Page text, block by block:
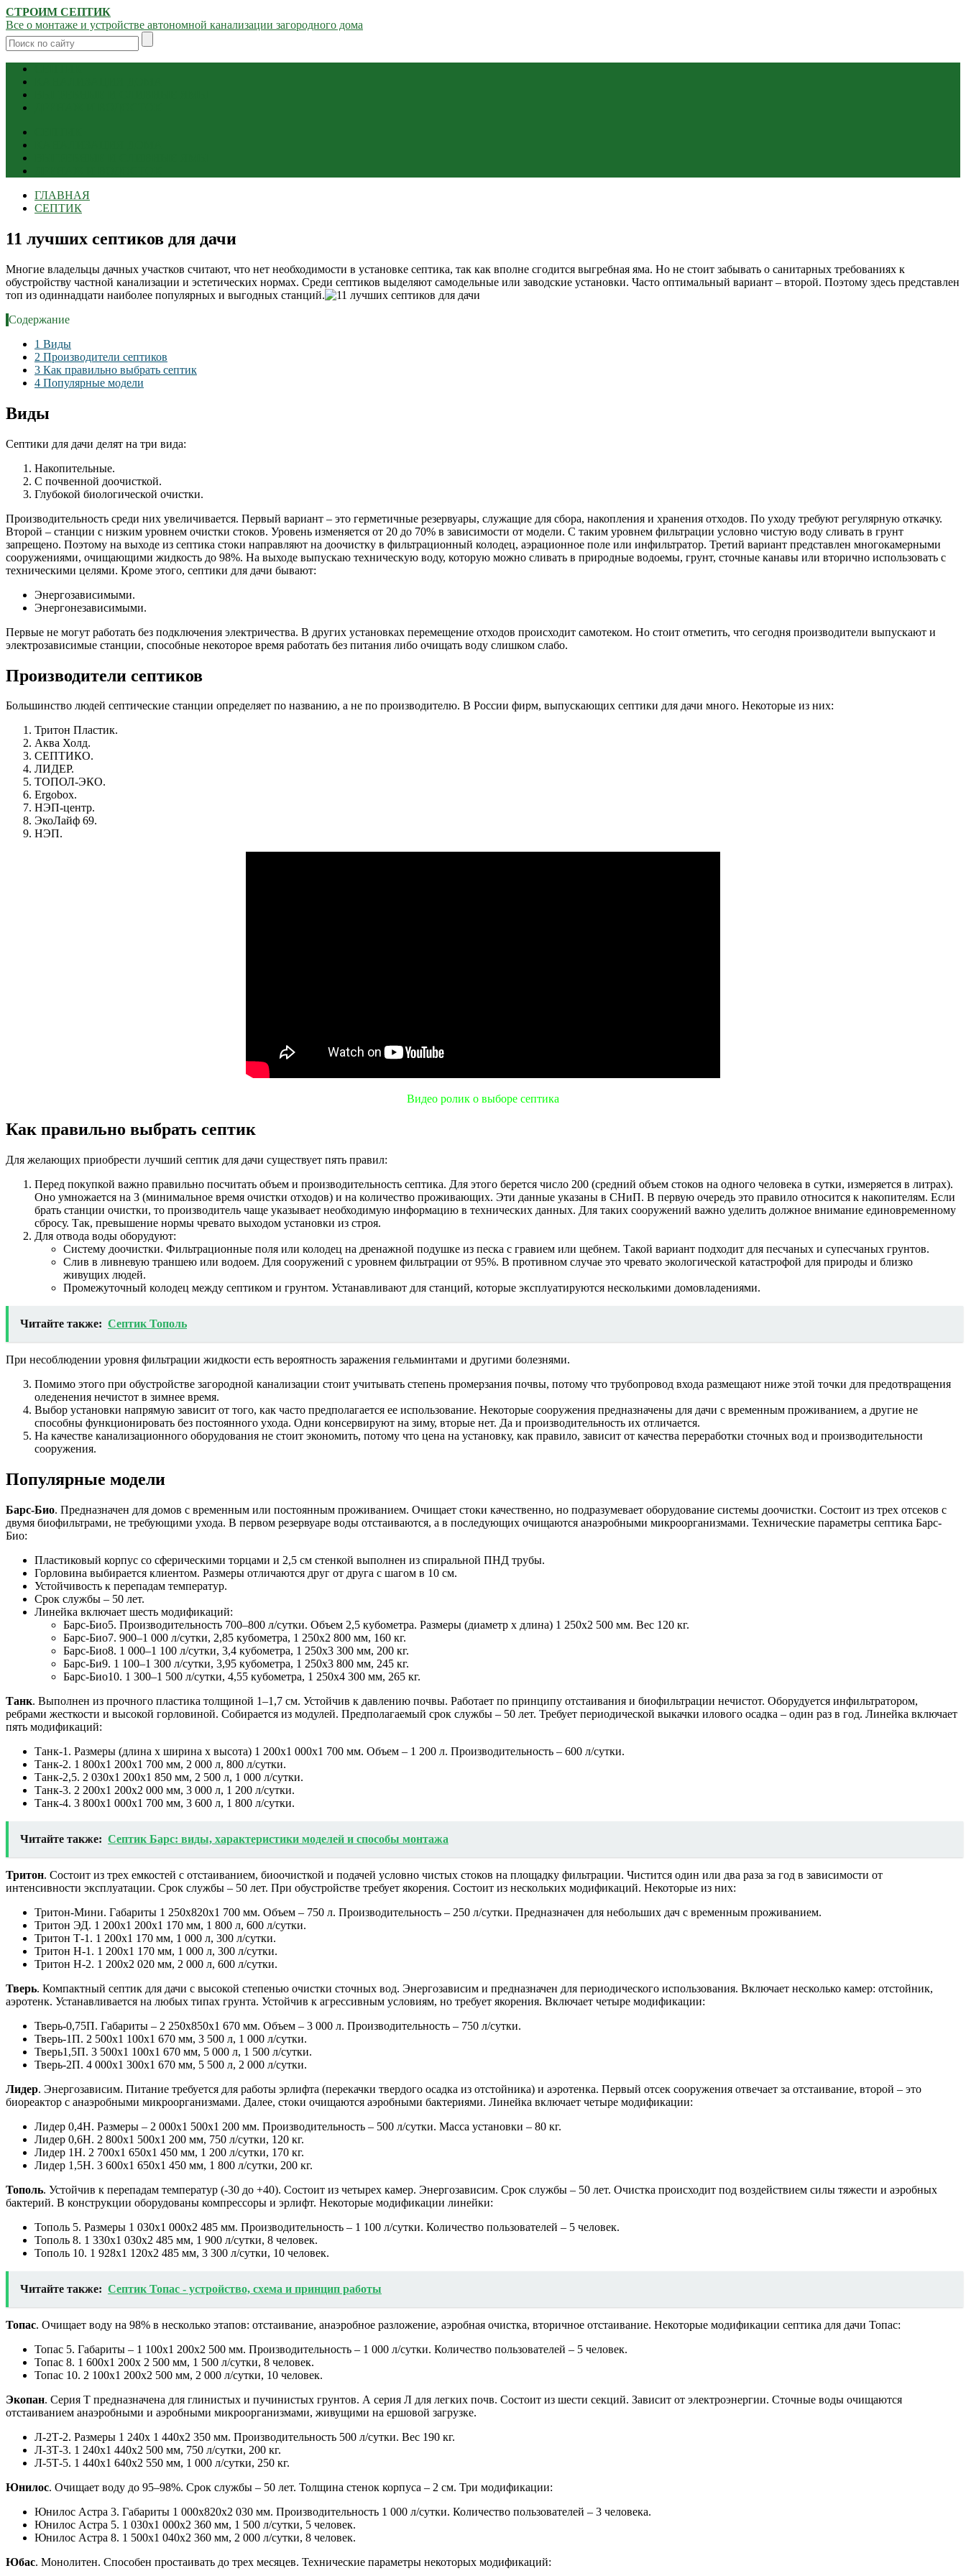
СТРОИМ СЕПТИК
Все о монтаже и устройстве автономной канализации загородного дома
ГЛАВНАЯ
СЕПТИК
11 лучших септиков для дачи
Многие владельцы дачных участков считают, что нет необходимости в установке септика, так как вполне сгодится выгребная яма. Но не стоит забывать о санитарных требованиях к
обустройству частной канализации и эстетических нормах. Среди септиков выделяют самодельные или заводские установки. Часто оптимальный вариант – второй. Поэтому здесь представлен
топ из одиннадцати наиболее популярных и выгодных станций.
Содержание
1 Виды
2 Производители септиков
3 Как правильно выбрать септик
4 Популярные модели
Виды
Септики для дачи делят на три вида:
Накопительные.
С почвенной доочисткой.
Глубокой биологической очистки.
Производительность среди них увеличивается. Первый вариант – это герметичные резервуары, служащие для сбора, накопления и хранения отходов. По уходу требуют регулярную откачку.
Второй – станции с низким уровнем очистки стоков. Уровень изменяется от 20 до 70% в зависимости от модели. С таким уровнем фильтрации условно чистую воду сливать в грунт
запрещено. Поэтому на выходе из септика стоки направляют на доочистку в фильтрационный колодец, аэрационное поле или инфильтратор. Третий вариант представлен многокамерными
сооружениями, очищающими жидкость до 98%. На выходе выпускаю техническую воду, которую можно сливать в природные водоемы, грунт, сточные канавы или вторично использовать с
техническими целями. Кроме этого, септики для дачи бывают:
Энергозависимыми.
Энергонезависимыми.
Первые не могут работать без подключения электричества. В других установках перемещение отходов происходит самотеком. Но стоит отметить, что сегодня производители выпускают и
электрозависимые станции, способные некоторое время работать без питания либо очищать воду слишком слабо.
Производители септиков
Большинство людей септические станции определяет по названию, а не по производителю. В России фирм, выпускающих септики для дачи много. Некоторые из них:
Тритон Пластик.
Аква Холд.
СЕПТИКО.
ЛИДЕР.
ТОПОЛ-ЭКО.
Ergobox.
НЭП-центр.
ЭкоЛайф 69.
НЭП.
Видео ролик о выборе септика
Как правильно выбрать септик
Для желающих приобрести лучший септик для дачи существует пять правил:
Перед покупкой важно правильно посчитать объем и производительность септика. Для этого берется число 200 (средний объем стоков на одного человека в сутки, измеряется в литрах).
Оно умножается на 3 (минимальное время очистки отходов) и на количество проживающих. Эти данные указаны в СНиП. В первую очередь это правило относится к накопителям. Если
брать станции очистки, то производитель чаще указывает необходимую информацию в технических данных. Для таких сооружений важно уделить должное внимание единовременному
сбросу. Так, превышение нормы чревато выходом установки из строя.
Для отвода воды оборудуют:
Систему доочистки. Фильтрационные поля или колодец на дренажной подушке из песка с гравием или щебнем. Такой вариант подходит для песчаных и супесчаных грунтов.
Слив в ливневую траншею или водоем. Для сооружений с уровнем фильтрации от 95%. В противном случае это чревато экологической катастрофой для природы и близко
живущих людей.
Промежуточный колодец между септиком и грунтом. Устанавливают для станций, которые эксплуатируются несколькими домовладениями.
Читайте также: Септик Тополь
При несоблюдении уровня фильтрации жидкости есть вероятность заражения гельминтами и другими болезнями.
Помимо этого при обустройстве загородной канализации стоит учитывать степень промерзания почвы, потому что трубопровод входа размещают ниже этой точки для предотвращения
оледенения нечистот в зимнее время.
Выбор установки напрямую зависит от того, как часто предполагается ее использование. Некоторые сооружения предназначены для дачи с временным проживанием, а другие не
способны функционировать без постоянного ухода. Одни консервируют на зиму, вторые нет. Да и производительность их отличается.
На качестве канализационного оборудования не стоит экономить, потому что цена на установку, как правило, зависит от качества переработки сточных вод и производительности
сооружения.
Популярные модели
Барс-Био. Предназначен для домов с временным или постоянным проживанием. Очищает стоки качественно, но подразумевает оборудование системы доочистки. Состоит из трех отсеков с
двумя биофильтрами, не требующими ухода. В первом резервуаре воды отстаиваются, а в последующих очищаются анаэробными микроорганизмами. Технические параметры септика Барс-
Био:
Пластиковый корпус со сферическими торцами и 2,5 см стенкой выполнен из спиральной ПНД трубы.
Горловина выбирается клиентом. Размеры отличаются друг от друга с шагом в 10 см.
Устойчивость к перепадам температур.
Срок службы – 50 лет.
Линейка включает шесть модификаций:
Барс-Био5. Производительность 700–800 л/сутки. Объем 2,5 кубометра. Размеры (диаметр х длина) 1 250х2 500 мм. Вес 120 кг.
Барс-Био7. 900–1 000 л/сутки, 2,85 кубометра, 1 250х2 800 мм, 160 кг.
Барс-Био8. 1 000–1 100 л/сутки, 3,4 кубометра, 1 250х3 300 мм, 200 кг.
Барс-Би9. 1 100–1 300 л/сутки, 3,95 кубометра, 1 250х3 800 мм, 245 кг.
Барс-Био10. 1 300–1 500 л/сутки, 4,55 кубометра, 1 250х4 300 мм, 265 кг.
Танк. Выполнен из прочного пластика толщиной 1–1,7 см. Устойчив к давлению почвы. Работает по принципу отстаивания и биофильтрации нечистот. Оборудуется инфильтратором,
ребрами жесткости и высокой горловиной. Собирается из модулей. Предполагаемый срок службы – 50 лет. Требует периодической выкачки илового осадка – один раз в год. Линейка включает
пять модификаций:
Танк-1. Размеры (длина х ширина х высота) 1 200х1 000х1 700 мм. Объем – 1 200 л. Производительность – 600 л/сутки.
Танк-2. 1 800х1 200х1 700 мм, 2 000 л, 800 л/сутки.
Танк-2,5. 2 030х1 200х1 850 мм, 2 500 л, 1 000 л/сутки.
Танк-3. 2 200х1 200х2 000 мм, 3 000 л, 1 200 л/сутки.
Танк-4. 3 800х1 000х1 700 мм, 3 600 л, 1 800 л/сутки.
Читайте также: Септик Барс: виды, характеристики моделей и способы монтажа
Тритон. Состоит из трех емкостей с отстаиванием, биоочисткой и подачей условно чистых стоков на площадку фильтрации. Чистится один или два раза за год в зависимости от
интенсивности эксплуатации. Срок службы – 50 лет. При обустройстве требует якорения. Состоит из нескольких модификаций. Некоторые из них:
Тритон-Мини. Габариты 1 250х820х1 700 мм. Объем – 750 л. Производительность – 250 л/сутки. Предназначен для небольших дач с временным проживанием.
Тритон ЭД. 1 200х1 200х1 170 мм, 1 800 л, 600 л/сутки.
Тритон Т-1. 1 200х1 170 мм, 1 000 л, 300 л/сутки.
Тритон Н-1. 1 200х1 170 мм, 1 000 л, 300 л/сутки.
Тритон Н-2. 1 200х2 020 мм, 2 000 л, 600 л/сутки.
Тверь. Компактный септик для дачи с высокой степенью очистки сточных вод. Энергозависим и предназначен для периодического использования. Включает несколько камер: отстойник,
аэротенк. Устанавливается на любых типах грунта. Устойчив к агрессивным условиям, но требует якорения. Включает четыре модификации:
Тверь-0,75П. Габариты – 2 250х850х1 670 мм. Объем – 3 000 л. Производительность – 750 л/сутки.
Тверь-1П. 2 500х1 100х1 670 мм, 3 500 л, 1 000 л/сутки.
Тверь1,5П. 3 500х1 100х1 670 мм, 5 000 л, 1 500 л/сутки.
Тверь-2П. 4 000х1 300х1 670 мм, 5 500 л, 2 000 л/сутки.
Лидер. Энергозависим. Питание требуется для работы эрлифта (перекачки твердого осадка из отстойника) и аэротенка. Первый отсек сооружения отвечает за отстаивание, второй – это
биореактор с анаэробными микроорганизмами. Далее, стоки очищаются аэробными бактериями. Линейка включает четыре модификации:
Лидер 0,4Н. Размеры – 2 000х1 500х1 200 мм. Производительность – 500 л/сутки. Масса установки – 80 кг.
Лидер 0,6Н. 2 800х1 500х1 200 мм, 750 л/сутки, 120 кг.
Лидер 1Н. 2 700х1 650х1 450 мм, 1 200 л/сутки, 170 кг.
Лидер 1,5Н. 3 600х1 650х1 450 мм, 1 800 л/сутки, 200 кг.
Тополь. Устойчив к перепадам температур (-30 до +40). Состоит из четырех камер. Энергозависим. Срок службы – 50 лет. Очистка происходит под воздействием силы тяжести и аэробных
бактерий. В конструкции оборудованы компрессоры и эрлифт. Некоторые модификации линейки:
Тополь 5. Размеры 1 030х1 000х2 485 мм. Производительность – 1 100 л/сутки. Количество пользователей – 5 человек.
Тополь 8. 1 330х1 030х2 485 мм, 1 900 л/сутки, 8 человек.
Тополь 10. 1 928х1 120х2 485 мм, 3 300 л/сутки, 10 человек.
Читайте также: Септик Топас - устройство, схема и принцип работы
Топас. Очищает воду на 98% в несколько этапов: отстаивание, анаэробное разложение, аэробная очистка, вторичное отстаивание. Некоторые модификации септика для дачи Топас:
Топас 5. Габариты – 1 100х1 200х2 500 мм. Производительность – 1 000 л/сутки. Количество пользователей – 5 человек.
Топас 8. 1 600х1 200х 2 500 мм, 1 500 л/сутки, 8 человек.
Топас 10. 2 100х1 200х2 500 мм, 2 000 л/сутки, 10 человек.
Экопан. Серия Т предназначена для глинистых и пучинистых грунтов. А серия Л для легких почв. Состоит из шести секций. Зависит от электроэнергии. Сточные воды очищаются
отстаиванием анаэробными и аэробными микроорганизмами, живущими на ершовой загрузке.
Л-2Т-2. Размеры 1 240х 1 440х2 350 мм. Производительность 500 л/сутки. Вес 190 кг.
Л-3Т-3. 1 240х1 440х2 500 мм, 750 л/сутки, 200 кг.
Л-5Т-5. 1 440х1 640х2 550 мм, 1 000 л/сутки, 250 кг.
Юнилос. Очищает воду до 95–98%. Срок службы – 50 лет. Толщина стенок корпуса – 2 см. Три модификации:
Юнилос Астра 3. Габариты 1 000х820х2 030 мм. Производительность 1 000 л/сутки. Количество пользователей – 3 человека.
Юнилос Астра 5. 1 030х1 000х2 360 мм, 1 500 л/сутки, 5 человек.
Юнилос Астра 8. 1 500х1 040х2 360 мм, 2 000 л/сутки, 8 человек.
Юбас. Монолитен. Способен простаивать до трех месяцев. Технические параметры некоторых модификаций: